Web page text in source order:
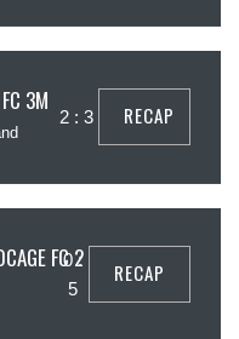
FC 3M
2 : 3 RECAP
FC 2
0 :
5
RECAP